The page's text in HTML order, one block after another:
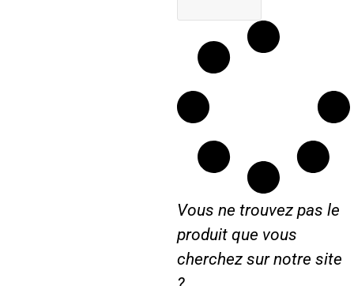
Vous ne trouvez pas le
produit que vous
cherchez sur notre site